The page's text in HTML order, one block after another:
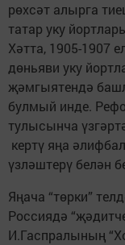
рөхсәт алыр­га
татар уку
Хәтта, 1905-1907
дөньяви уку
җәмгыятендә
булмый инде.
тулысынча
кертү яңа
үзләштерү белән
Яңача “төрки”
Россиядә
И.Гаспралының